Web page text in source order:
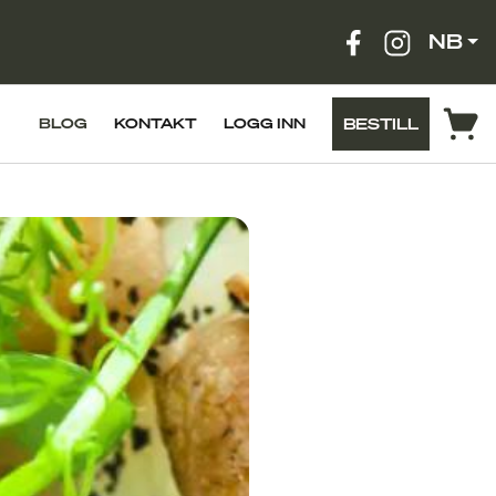
NB
BLOG KONTAKT LOGG INN BESTILL